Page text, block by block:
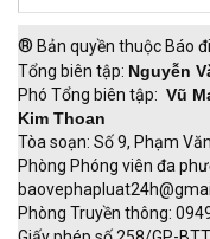
® Bản quyền thuộc Báo
Tổng biên tập: Nguyễn
Phó Tổng biên tập: Vũ
Kim Thoan
Tòa soạn: Số 9, Phạm
Phòng Phóng viên đa
Phòng Truyền thông: